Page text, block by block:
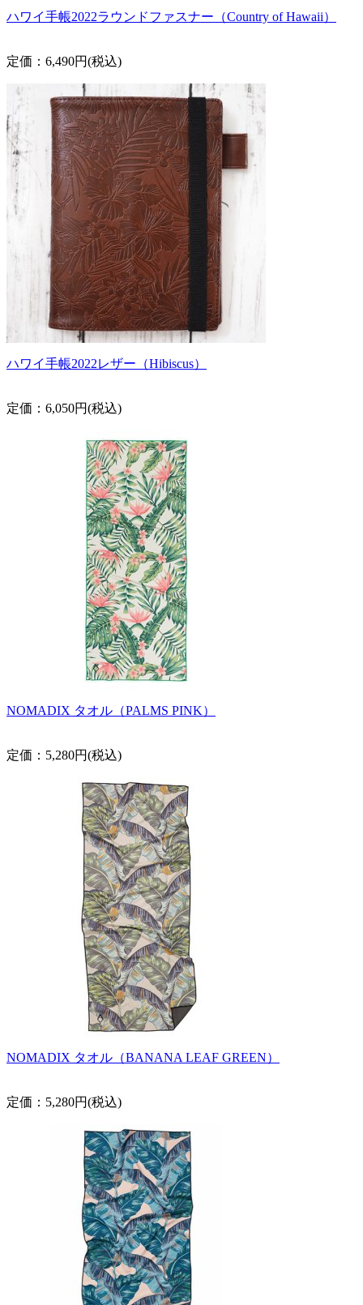
ハワイ手帳2022ラウンドファスナー（Country of Hawaii）
定価：6,490円(税込)
ハワイ手帳2022レザー（Hibiscus）
定価：6,050円(税込)
NOMADIX タオル（PALMS PINK）
定価：5,280円(税込)
NOMADIX タオル（BANANA LEAF GREEN）
定価：5,280円(税込)